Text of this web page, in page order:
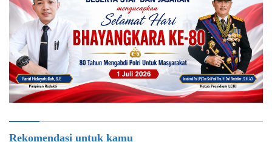
Rekomendasi untuk kamu